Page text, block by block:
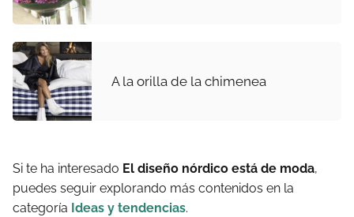
A la orilla de la chimenea
Si te ha interesado El diseño nórdico está de moda,
puedes seguir explorando más contenidos en la
categoría Ideas y tendencias.